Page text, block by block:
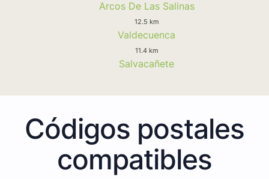
Arcos De Las Salinas
12.5 km
Valdecuenca
11.4 km
Salvacañete
Códigos postales
compatibles